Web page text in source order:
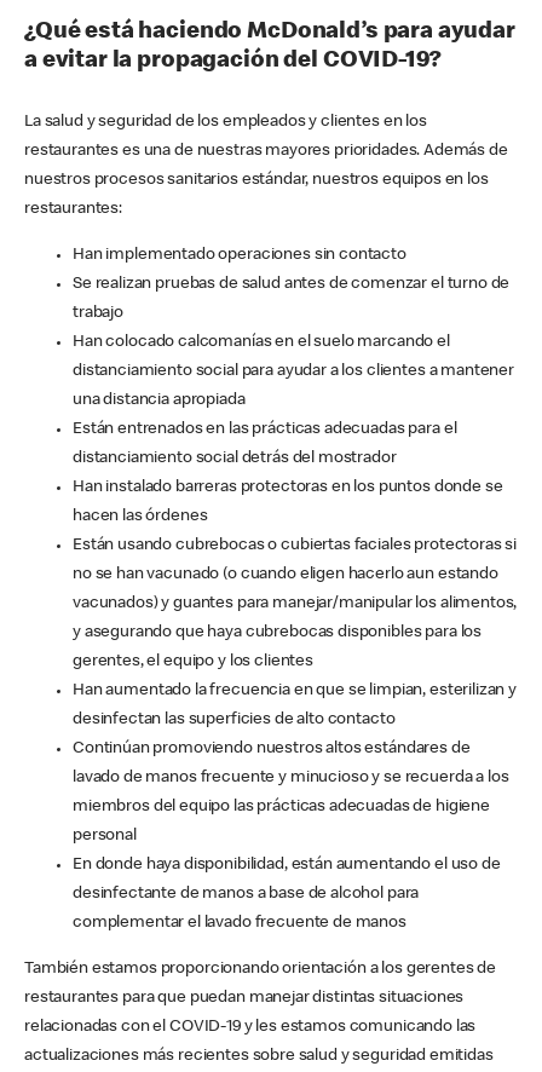
¿Qué está haciendo McDonald’s para ayudar
a evitar la propagación del COVID-19?
La salud y seguridad de los empleados y clientes en los
restaurantes es una de nuestras mayores prioridades. Además de
nuestros procesos sanitarios estándar, nuestros equipos en los
restaurantes:
Han implementado operaciones sin contacto
Se realizan pruebas de salud antes de comenzar el turno de
trabajo
Han colocado calcomanías en el suelo marcando el
distanciamiento social para ayudar a los clientes a mantener
una distancia apropiada
Están entrenados en las prácticas adecuadas para el
distanciamiento social detrás del mostrador
Han instalado barreras protectoras en los puntos donde se
hacen las órdenes
Están usando cubrebocas o cubiertas faciales protectoras si
no se han vacunado (o cuando eligen hacerlo aun estando
vacunados) y guantes para manejar/manipular los alimentos,
y asegurando que haya cubrebocas disponibles para los
gerentes, el equipo y los clientes
Han aumentado la frecuencia en que se limpian, esterilizan y
desinfectan las superficies de alto contacto
Continúan promoviendo nuestros altos estándares de
lavado de manos frecuente y minucioso y se recuerda a los
miembros del equipo las prácticas adecuadas de higiene
personal
En donde haya disponibilidad, están aumentando el uso de
desinfectante de manos a base de alcohol para
complementar el lavado frecuente de manos
También estamos proporcionando orientación a los gerentes de
restaurantes para que puedan manejar distintas situaciones
relacionadas con el COVID-19 y les estamos comunicando las
actualizaciones más recientes sobre salud y seguridad emitidas